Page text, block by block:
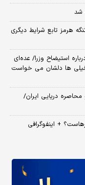
شد
هرمز تابع شرایط دیگری
استیضاح وزرا/ عده‌ای
ها دلشان می خواست
محاصره دریایی ایران/
+ اینفوگرافی